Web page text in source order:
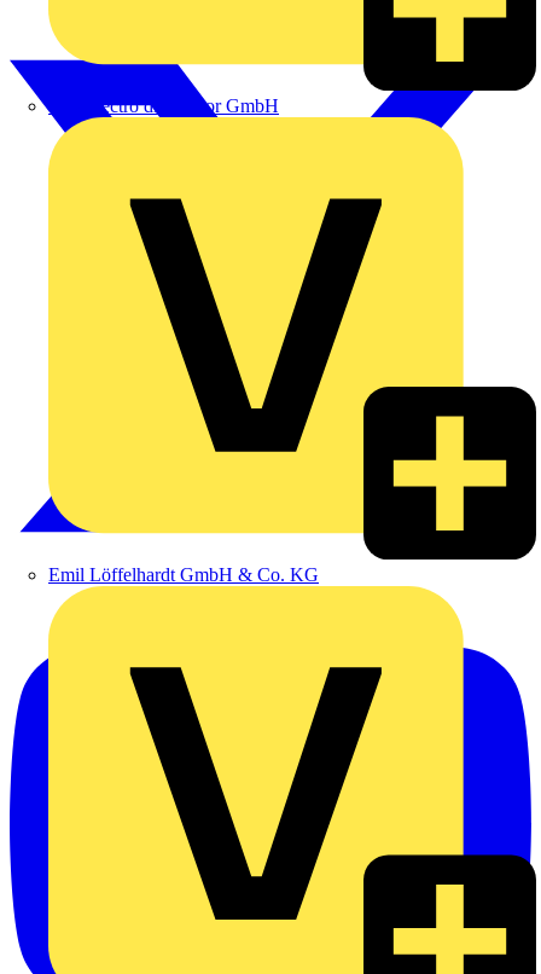
eldis electro distributor GmbH
Emil Löffelhardt GmbH & Co. KG